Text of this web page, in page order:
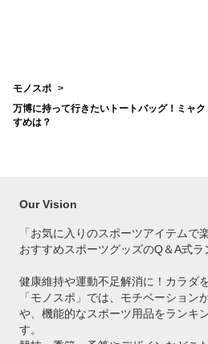
モノスポ
万博に持って行きたいトートバッグ！ミャ
すめは？
Our Vision
「お気に入りのスポーツアイテムで
おすすめスポーツグッズのQ＆A式ラ
健康維持や運動不足解消に！カラダ
「モノスポ」では、モチベーション
や、機能的なスポーツ用品をランキ
す。